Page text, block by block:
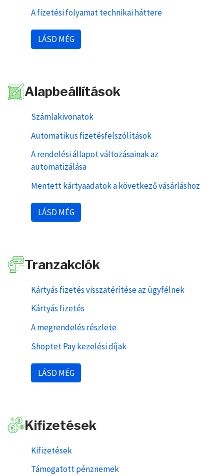
A fizetési folyamat technikai háttere
LÁSD MÉG
Alapbeállítások
Számlakivonatok
Automatikus fizetésfelszólítások
A rendelési állapot változásainak az
automatizálása
Mentett kártyaadatok a következő vásárláshoz
LÁSD MÉG
Tranzakciók
Kártyás fizetés visszatérítése az ügyfélnek
Kártyás fizetés
A megrendelés részlete
Shoptet Pay kezelési díjak
LÁSD MÉG
Kifizetések
Kifizetések
Támogatott pénznemek